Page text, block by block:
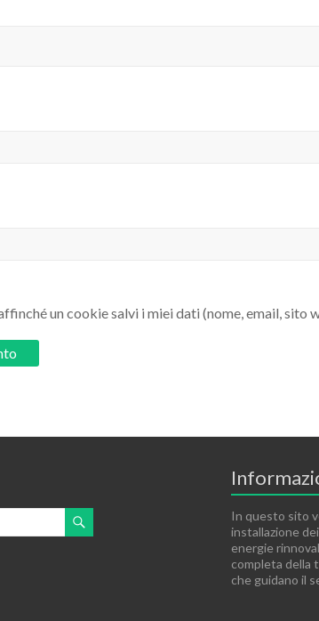
un cookie salvi i miei dati (nome, email, sito
In questo sito
installazione
energie
completa della
che guidano il